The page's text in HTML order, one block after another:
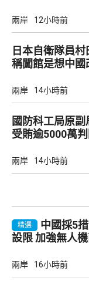
兩岸 12小時前
日本自衛隊員
稱闖館是想中國
兩岸 14小時前
國防科工局原
受賄逾5000萬
兩岸 14小時前
精選
中國採5
設限 加強無人機兩用物項出
兩岸 16小時前